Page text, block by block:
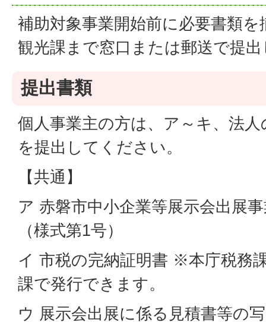
補助対象事業開始前に必要書類
観光課まで窓口または郵送で提
提出書類
個人事業主の方は、ア～キ、法
を提出してください。
【共通】
ア 赤磐市中小企業等展示会出展
（様式第1号）
イ 市税の完納証明書 ※本庁税務
課で発行できます。
ウ 展示会出展に係る見積書等の